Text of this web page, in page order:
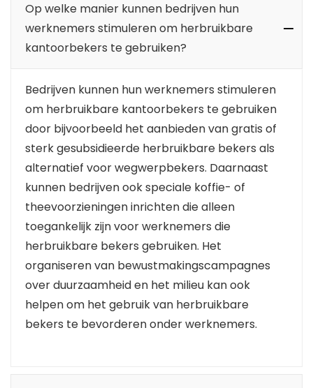
Op welke manier kunnen bedrijven hun
werknemers stimuleren om herbruikbare
kantoorbekers te gebruiken?
Bedrijven kunnen hun werknemers stimuleren
om herbruikbare kantoorbekers te gebruiken
door bijvoorbeeld het aanbieden van gratis of
sterk gesubsidieerde herbruikbare bekers als
alternatief voor wegwerpbekers. Daarnaast
kunnen bedrijven ook speciale koffie- of
theevoorzieningen inrichten die alleen
toegankelijk zijn voor werknemers die
herbruikbare bekers gebruiken. Het
organiseren van bewustmakingscampagnes
over duurzaamheid en het milieu kan ook
helpen om het gebruik van herbruikbare
bekers te bevorderen onder werknemers.